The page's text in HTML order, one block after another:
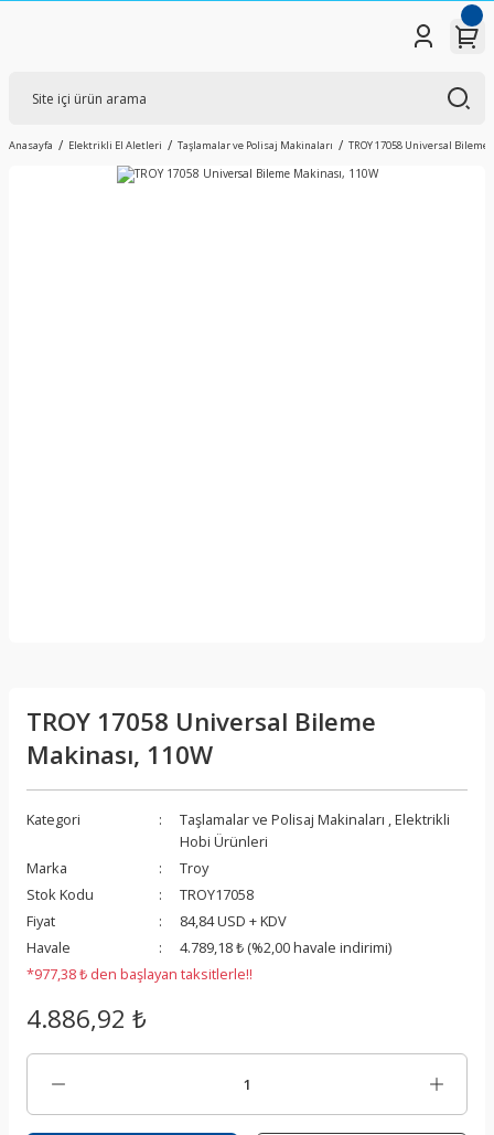
Anasayfa Elektrikli El Aletleri Taşlamalar ve Polisaj Makinaları TROY 17058 Universal Bileme
TROY 17058 Universal Bileme
Makinası, 110W
Kategori Taşlamalar ve Polisaj Makinaları ,Elektrikli
Hobi Ürünleri
Marka
Troy
Stok Kodu
TROY17058
Fiyat
84,84 USD + KDV
Havale
4.789,18 ₺ (%2,00 havale indirimi)
*977,38 ₺ den başlayan taksitlerle!!
4.886,92 ₺